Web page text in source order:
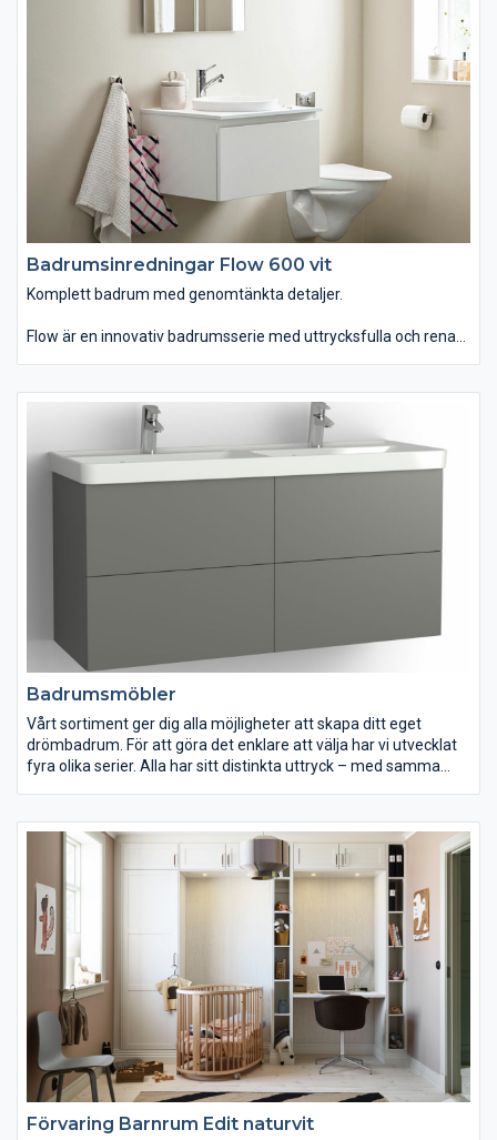
kommer alla förvaringslösningar du kan önska. Passar dig som
vill ha ett komplett badrum med omsorgsfullt genomtänkta
Badrumsinredningar Flow 600 vit
Komplett badrum med genomtänkta detaljer.
Flow är en innovativ badrumsserie med uttrycksfulla och rena
ett lite annorlunda uttryck kan du istället välja det
seminedfällda tvättstället Zone i oval eller rund form. Till det
kommer alla förvaringslösningar du kan önska. Passar dig som
vill ha ett komplett badrum med omsorgsfullt genomtänkta
detaljer.
Badrumsmöbler
Vårt sortiment ger dig alla möjligheter att skapa ditt eget
drömbadrum. För att göra det enklare att välja har vi utvecklat
fyra olika serier. Alla har sitt distinkta uttryck – med samma
bredder, tvättställ och förvaringslösningar du behöver, och
komplettera med luckor, handtag, kulörer, stödben, speglar och
belysning för att skapa den stil du älskar, oavsett om den är
skandinavisk, klassisk eller modern. Våra fyra serier är fyra
vägar till samma mål – ditt nya drömbadrum!
Förvaring Barnrum Edit naturvit